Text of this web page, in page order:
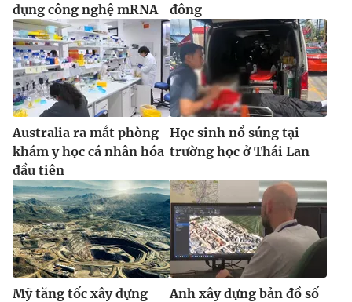
dụng công nghệ mRNA
đông
Australia ra mắt phòng
khám y học cá nhân hóa
đầu tiên
Học sinh nổ súng tại
trường học ở Thái Lan
Mỹ tăng tốc xây dựng
Anh xây dựng bản đồ số